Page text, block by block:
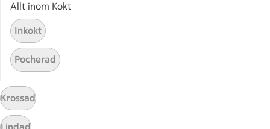
Handla online
ICAs matkasse
Catering
Apotek Hjärtat
Handla som företag
Gaston
Allt inom Kokt
Inkokt
Pocherad
Krossad